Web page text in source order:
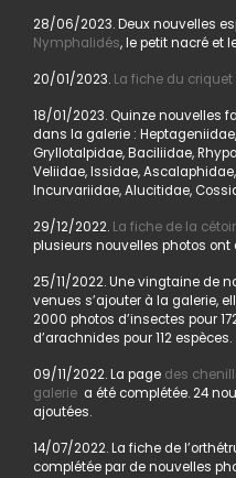
28/06/2023. Deux nouvelles
Nymphalidés, le petit nacré et
20/01/2023. La fiche du criquet
18/01/2023. Quinze nouvelles
dans la galerie :
Gryllotalpidae, Baciliidae,
Veliidae, Issidae,
Incurvariidae, Alucitidae,
29/12/2022. La fiche de la
plusieurs nouvelles photos ont
25/11/2022. Une vingtaine de
venues s’ajouter à la galerie,
2000 photos d’insectes pour
d’arachnides pour 112 espèces.
09/11/2022. La page des
galerie a été complétée. 24
ajoutées.
14/07/2022. La fiche de
complétée par de nouvelles